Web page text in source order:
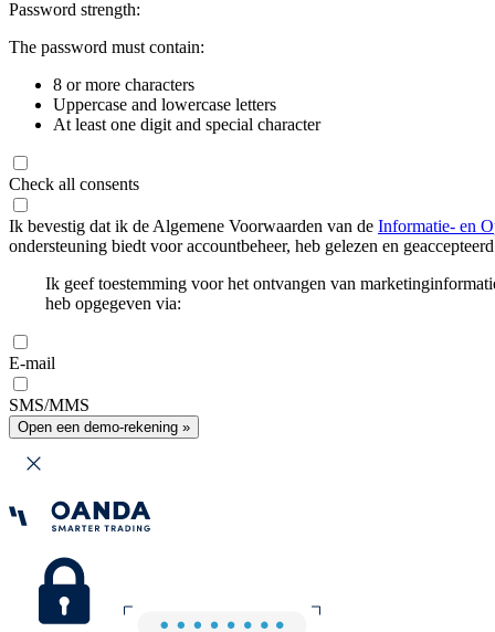
Password strength:
The password must contain:
8 or more characters
Uppercase and lowercase letters
At least one digit and special character
Check all consents
Ik bevestig dat ik de Algemene Voorwaarden van de Informatie- en
ondersteuning biedt voor accountbeheer, heb gelezen en
Ik geef toestemming voor het ontvangen van
heb opgegeven via:
E-mail
SMS/MMS
Open een demo-rekening »